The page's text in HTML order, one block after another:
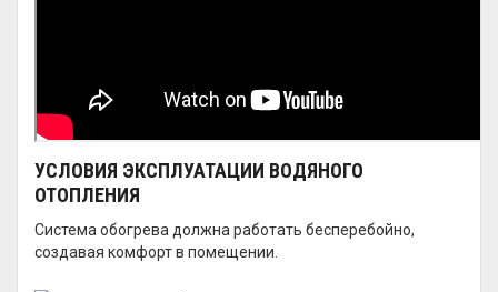
УСЛОВИЯ ЭКСПЛУАТАЦИИ ВОДЯНОГО
ОТОПЛЕНИЯ
Система обогрева должна работать бесперебойно,
создавая комфорт в помещении.